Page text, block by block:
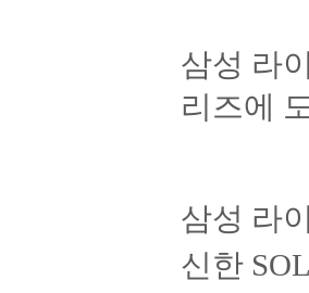
삼성 라
리즈에
삼성 라
신한